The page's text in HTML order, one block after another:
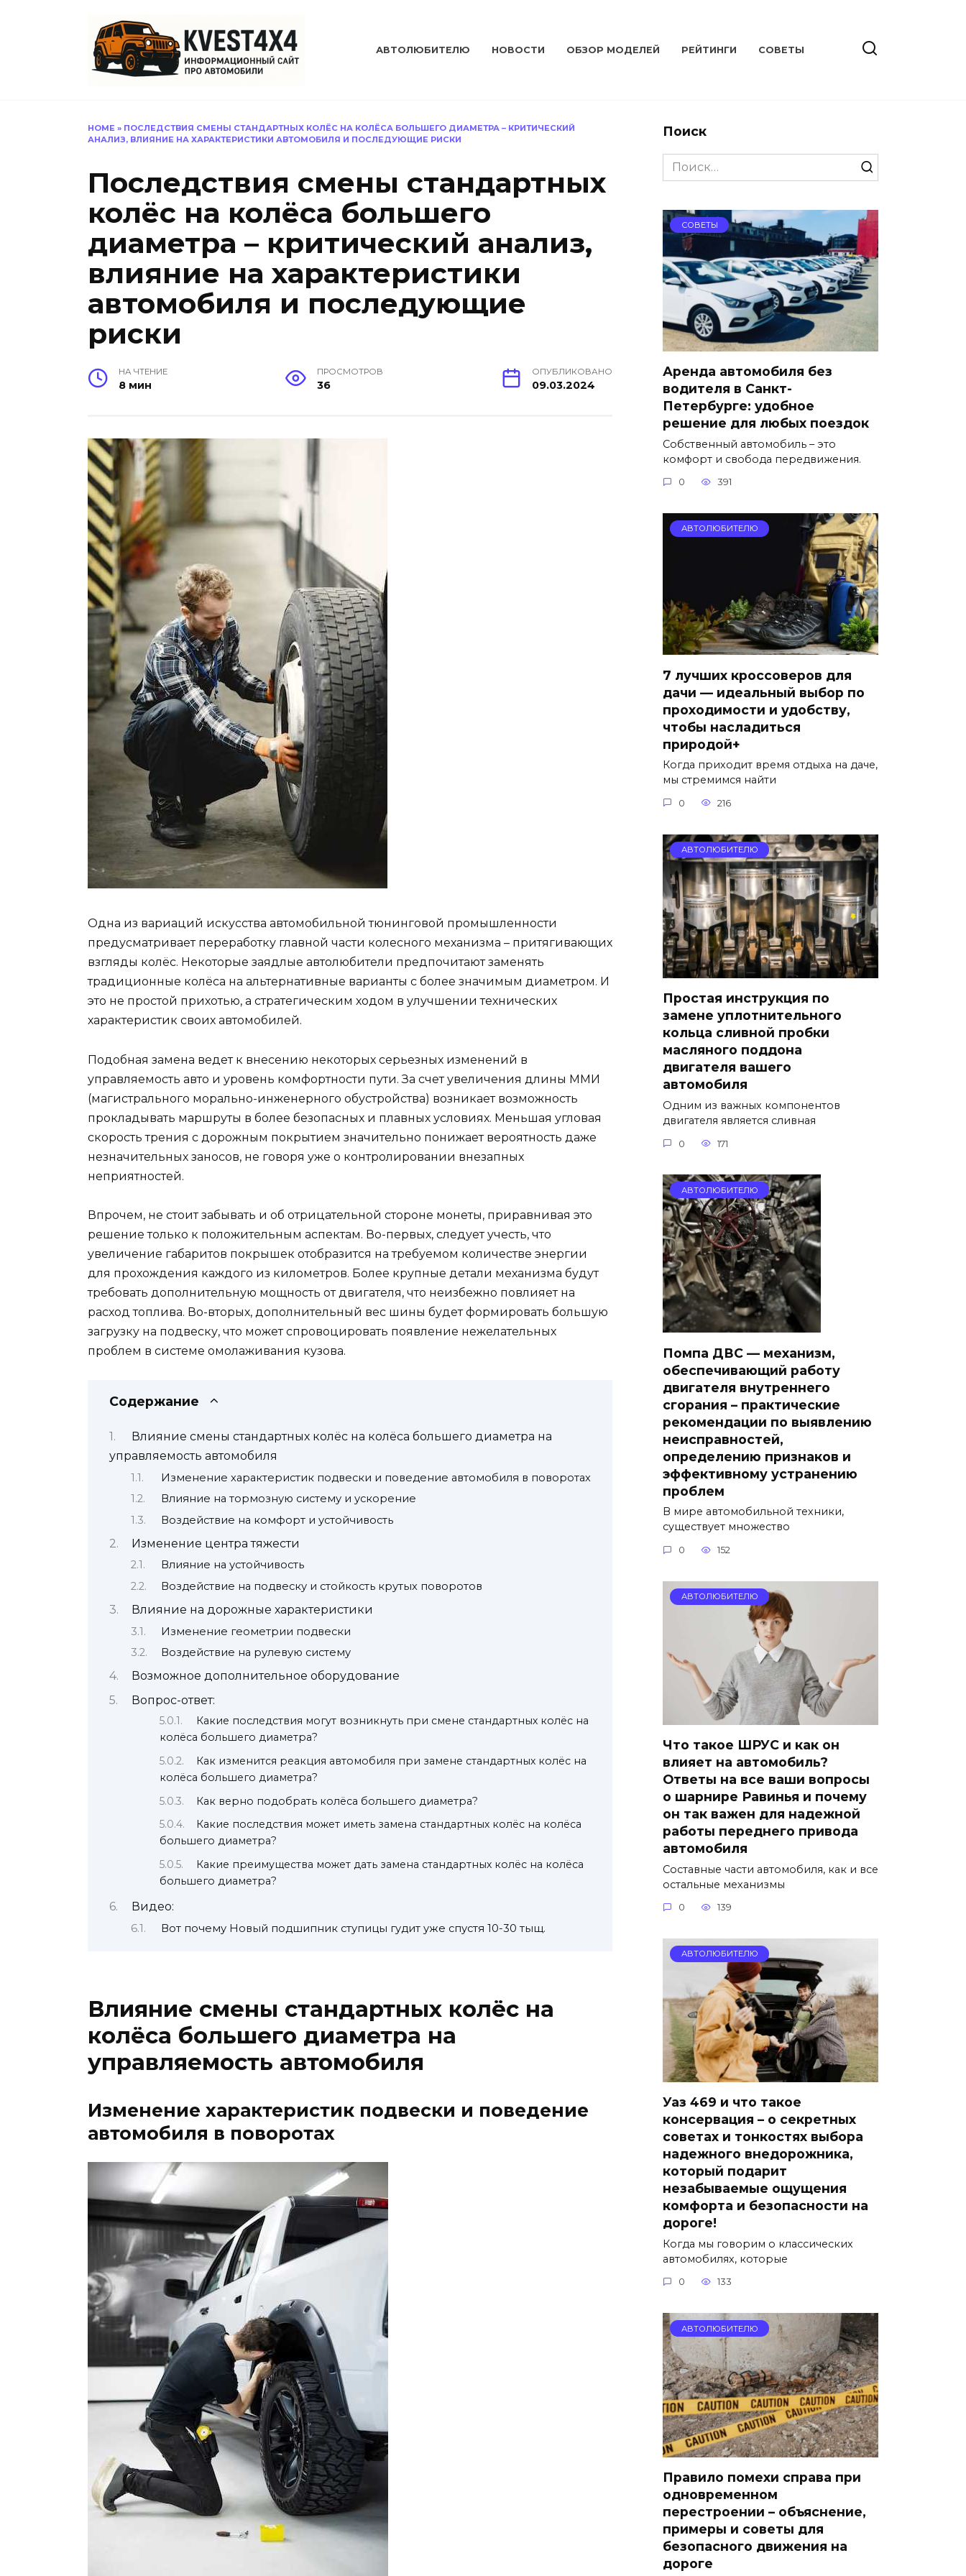
АВТОЛЮБИТЕЛЮ НОВОСТИ ОБЗОР МОДЕЛЕЙ РЕЙТИНГИ СОВЕТЫ
HOME » ПОСЛЕДСТВИЯ СМЕНЫ СТАНДАРТНЫХ КОЛЁС НА КОЛЁСА БОЛЬШЕГО ДИАМЕТРА – КРИТИЧЕСКИЙ
АНАЛИЗ, ВЛИЯНИЕ НА ХАРАКТЕРИСТИКИ АВТОМОБИЛЯ И ПОСЛЕДУЮЩИЕ РИСКИ
Последствия смены стандартных
колёс на колёса большего
диаметра – критический анализ,
влияние на характеристики
автомобиля и последующие
риски
НА ЧТЕНИЕ
8 мин
ПРОСМОТРОВ
36
ОПУБЛИКОВАНО
09.03.2024
Одна из вариаций искусства автомобильной тюнинговой промышленности
предусматривает переработку главной части колесного механизма – притягивающих
взгляды колёс. Некоторые заядлые автолюбители предпочитают заменять
традиционные колёса на альтернативные варианты с более значимым диаметром. И
это не простой прихотью, а стратегическим ходом в улучшении технических
характеристик своих автомобилей.
Подобная замена ведет к внесению некоторых серьезных изменений в
управляемость авто и уровень комфортности пути. За счет увеличения длины ММИ
(магистрального морально-инженерного обустройства) возникает возможность
прокладывать маршруты в более безопасных и плавных условиях. Меньшая угловая
скорость трения с дорожным покрытием значительно понижает вероятность даже
незначительных заносов, не говоря уже о контролировании внезапных
неприятностей.
Впрочем, не стоит забывать и об отрицательной стороне монеты, приравнивая это
решение только к положительным аспектам. Во-первых, следует учесть, что
увеличение габаритов покрышек отобразится на требуемом количестве энергии
для прохождения каждого из километров. Более крупные детали механизма будут
требовать дополнительную мощность от двигателя, что неизбежно повлияет на
расход топлива. Во-вторых, дополнительный вес шины будет формировать большую
загрузку на подвеску, что может спровоцировать появление нежелательных
проблем в системе омолаживания кузова.
Содержание
Влияние смены стандартных колёс на колёса большего диаметра на
управляемость автомобиля
Изменение характеристик подвески и поведение автомобиля в поворотах
Влияние на тормозную систему и ускорение
Воздействие на комфорт и устойчивость
Изменение центра тяжести
Влияние на устойчивость
Воздействие на подвеску и стойкость крутых поворотов
Влияние на дорожные характеристики
Изменение геометрии подвески
Воздействие на рулевую систему
Возможное дополнительное оборудование
Вопрос-ответ:
Какие последствия могут возникнуть при смене стандартных колёс на
колёса большего диаметра?
Как изменится реакция автомобиля при замене стандартных колёс на
колёса большего диаметра?
Как верно подобрать колёса большего диаметра?
Какие последствия может иметь замена стандартных колёс на колёса
большего диаметра?
Какие преимущества может дать замена стандартных колёс на колёса
большего диаметра?
Видео:
Вот почему Новый подшипник ступицы гудит уже спустя 10-30 тыщ.
Влияние смены стандартных колёс на
колёса большего диаметра на
управляемость автомобиля
Изменение характеристик подвески и поведение
автомобиля в поворотах
Поиск
Search
for:
СОВЕТЫ
Аренда автомобиля без
водителя в Санкт-
Петербурге: удобное
решение для любых поездок
Собственный автомобиль – это
комфорт и свобода передвижения.
0 391
АВТОЛЮБИТЕЛЮ
7 лучших кроссоверов для
дачи — идеальный выбор по
проходимости и удобству,
чтобы насладиться
природой+
Когда приходит время отдыха на даче,
мы стремимся найти
0 216
АВТОЛЮБИТЕЛЮ
Простая инструкция по
замене уплотнительного
кольца сливной пробки
масляного поддона
двигателя вашего
автомобиля
Одним из важных компонентов
двигателя является сливная
0 171
АВТОЛЮБИТЕЛЮ
Помпа ДВС — механизм,
обеспечивающий работу
двигателя внутреннего
сгорания – практические
рекомендации по выявлению
неисправностей,
определению признаков и
эффективному устранению
проблем
В мире автомобильной техники,
существует множество
0 152
АВТОЛЮБИТЕЛЮ
Что такое ШРУС и как он
влияет на автомобиль?
Ответы на все ваши вопросы
о шарнире Равинья и почему
он так важен для надежной
работы переднего привода
автомобиля
Составные части автомобиля, как и все
остальные механизмы
0 139
АВТОЛЮБИТЕЛЮ
Уаз 469 и что такое
консервация – о секретных
советах и тонкостях выбора
надежного внедорожника,
который подарит
незабываемые ощущения
комфорта и безопасности на
дороге!
Когда мы говорим о классических
автомобилях, которые
0 133
АВТОЛЮБИТЕЛЮ
Правило помехи справа при
одновременном
перестроении – объяснение,
примеры и советы для
безопасного движения на
дороге